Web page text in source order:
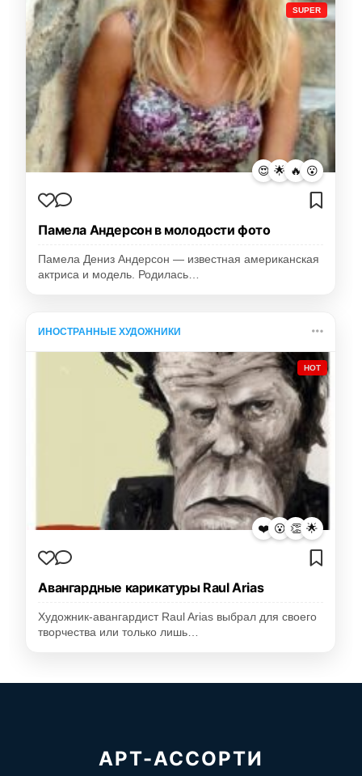
SUPER
😍 🌟 🔥 😮
Памела Андерсон в молодости фото
Памела Дениз Андерсон — известная американская
актриса и модель. Родилась…
ИНОСТРАННЫЕ ХУДОЖНИКИ
HOT
❤️ 😮 👏 🌟
Авангардные карикатуры Raul Arias
Художник-авангардист Raul Arias выбрал для своего
творчества или только лишь…
АРТ-АССОРТИ